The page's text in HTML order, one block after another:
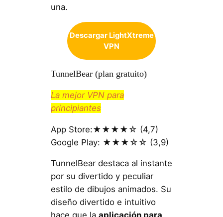
una.
Descargar LightXtreme
VPN
TunnelBear (plan gratuito)
La mejor VPN para
principiantes
App Store:★★★★☆ (4,7)
Google Play: ★★★☆☆ (3,9)
TunnelBear destaca al instante
por su divertido y peculiar
estilo de dibujos animados. Su
diseño divertido e intuitivo